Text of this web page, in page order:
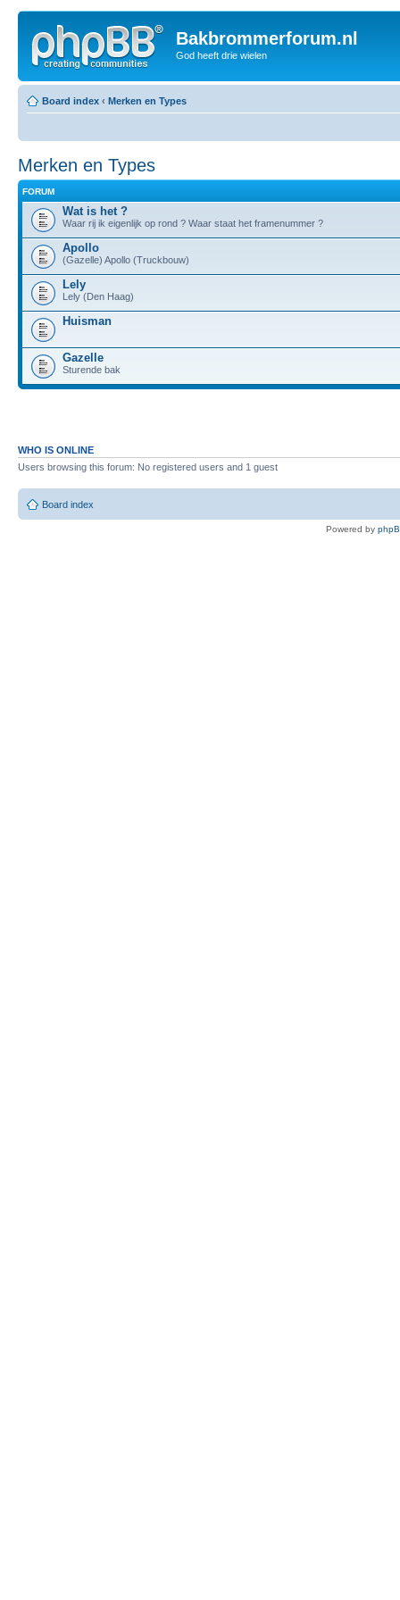
Bakbrommerforum.nl
God heeft drie wielen
Board index ‹ Merken en Types
Merken en Types
FORUM
Wat is het ?
Waar rij ik eigenlijk op rond ? Waar staat het framenummer ?
Apollo
(Gazelle) Apollo (Truckbouw)
Lely
Lely (Den Haag)
Huisman
Gazelle
Sturende bak
WHO IS ONLINE
Users browsing this forum: No registered users and 1 guest
Board index
Powered by